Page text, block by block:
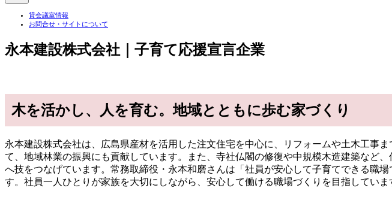
貸会議室情報
お問合せ・サイトについて
永本建設株式会社｜子育て応援宣言企業
木を活かし、人を育む。地域とともに歩む家づくり
永本建設株式会社は、広島県産材を活用した注文住宅を中心に、リフォームや土木工事
て、地域林業の振興にも貢献しています。また、寺社仏閣の修復や中規模木造建築など
へ技をつなげています。常務取締役・永本和磨さんは「社員が安心して子育てできる職
す。社員一人ひとりが家族を大切にしながら、安心して働ける職場づくりを目指していま